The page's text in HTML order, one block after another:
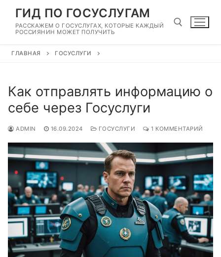
Перейти
содержимому
ГИД ПО ГОСУСЛУГАМ
РАССКАЖЕМ О ГОСУСЛУГАХ, КОТОРЫЕ КАЖДЫЙ
РОССИЯНИН МОЖЕТ ПОЛУЧИТЬ
ГЛАВНАЯ ГОСУСЛУГИ
Как отправлять информацию о
себе через Госуслуги
ADMIN 16.09.2024 ГОСУСЛУГИ 1 КОММЕНТАРИЙ